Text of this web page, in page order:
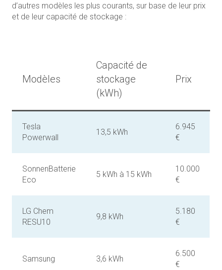
d’autres modèles les plus courants, sur base de leur prix
et de leur capacité de stockage :
Modèles
Capacité de
stockage
(kWh)
Prix
Tesla
Powerwall
13,5 kWh
6.945
€
SonnenBatterie
Eco
5 kWh à 15 kWh
10.000
€
LG Chem
RESU10
9,8 kWh
5.180
€
Samsung 3,6 kWh
6.500
€